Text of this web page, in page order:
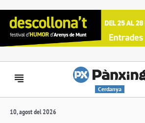
Cerdanya
10, agost del 2026